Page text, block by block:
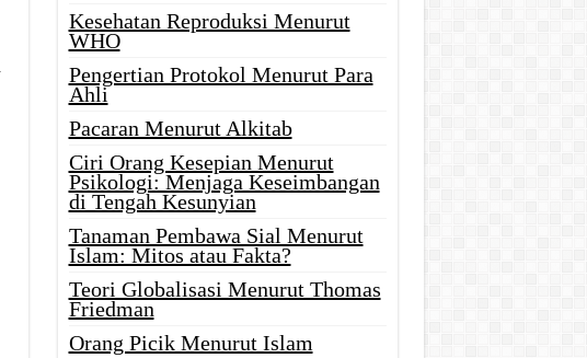
Kesehatan Reproduksi Menurut
WHO
Pengertian Protokol Menurut Para
Ahli
Pacaran Menurut Alkitab
Ciri Orang Kesepian Menurut
Psikologi: Menjaga Keseimbangan
di Tengah Kesunyian
Tanaman Pembawa Sial Menurut
Islam: Mitos atau Fakta?
Teori Globalisasi Menurut Thomas
Friedman
Orang Picik Menurut Islam